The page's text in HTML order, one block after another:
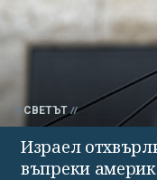
СВЕТЪТ
Израел
въпреки